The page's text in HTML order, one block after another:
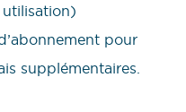
pour
supplémentaires.